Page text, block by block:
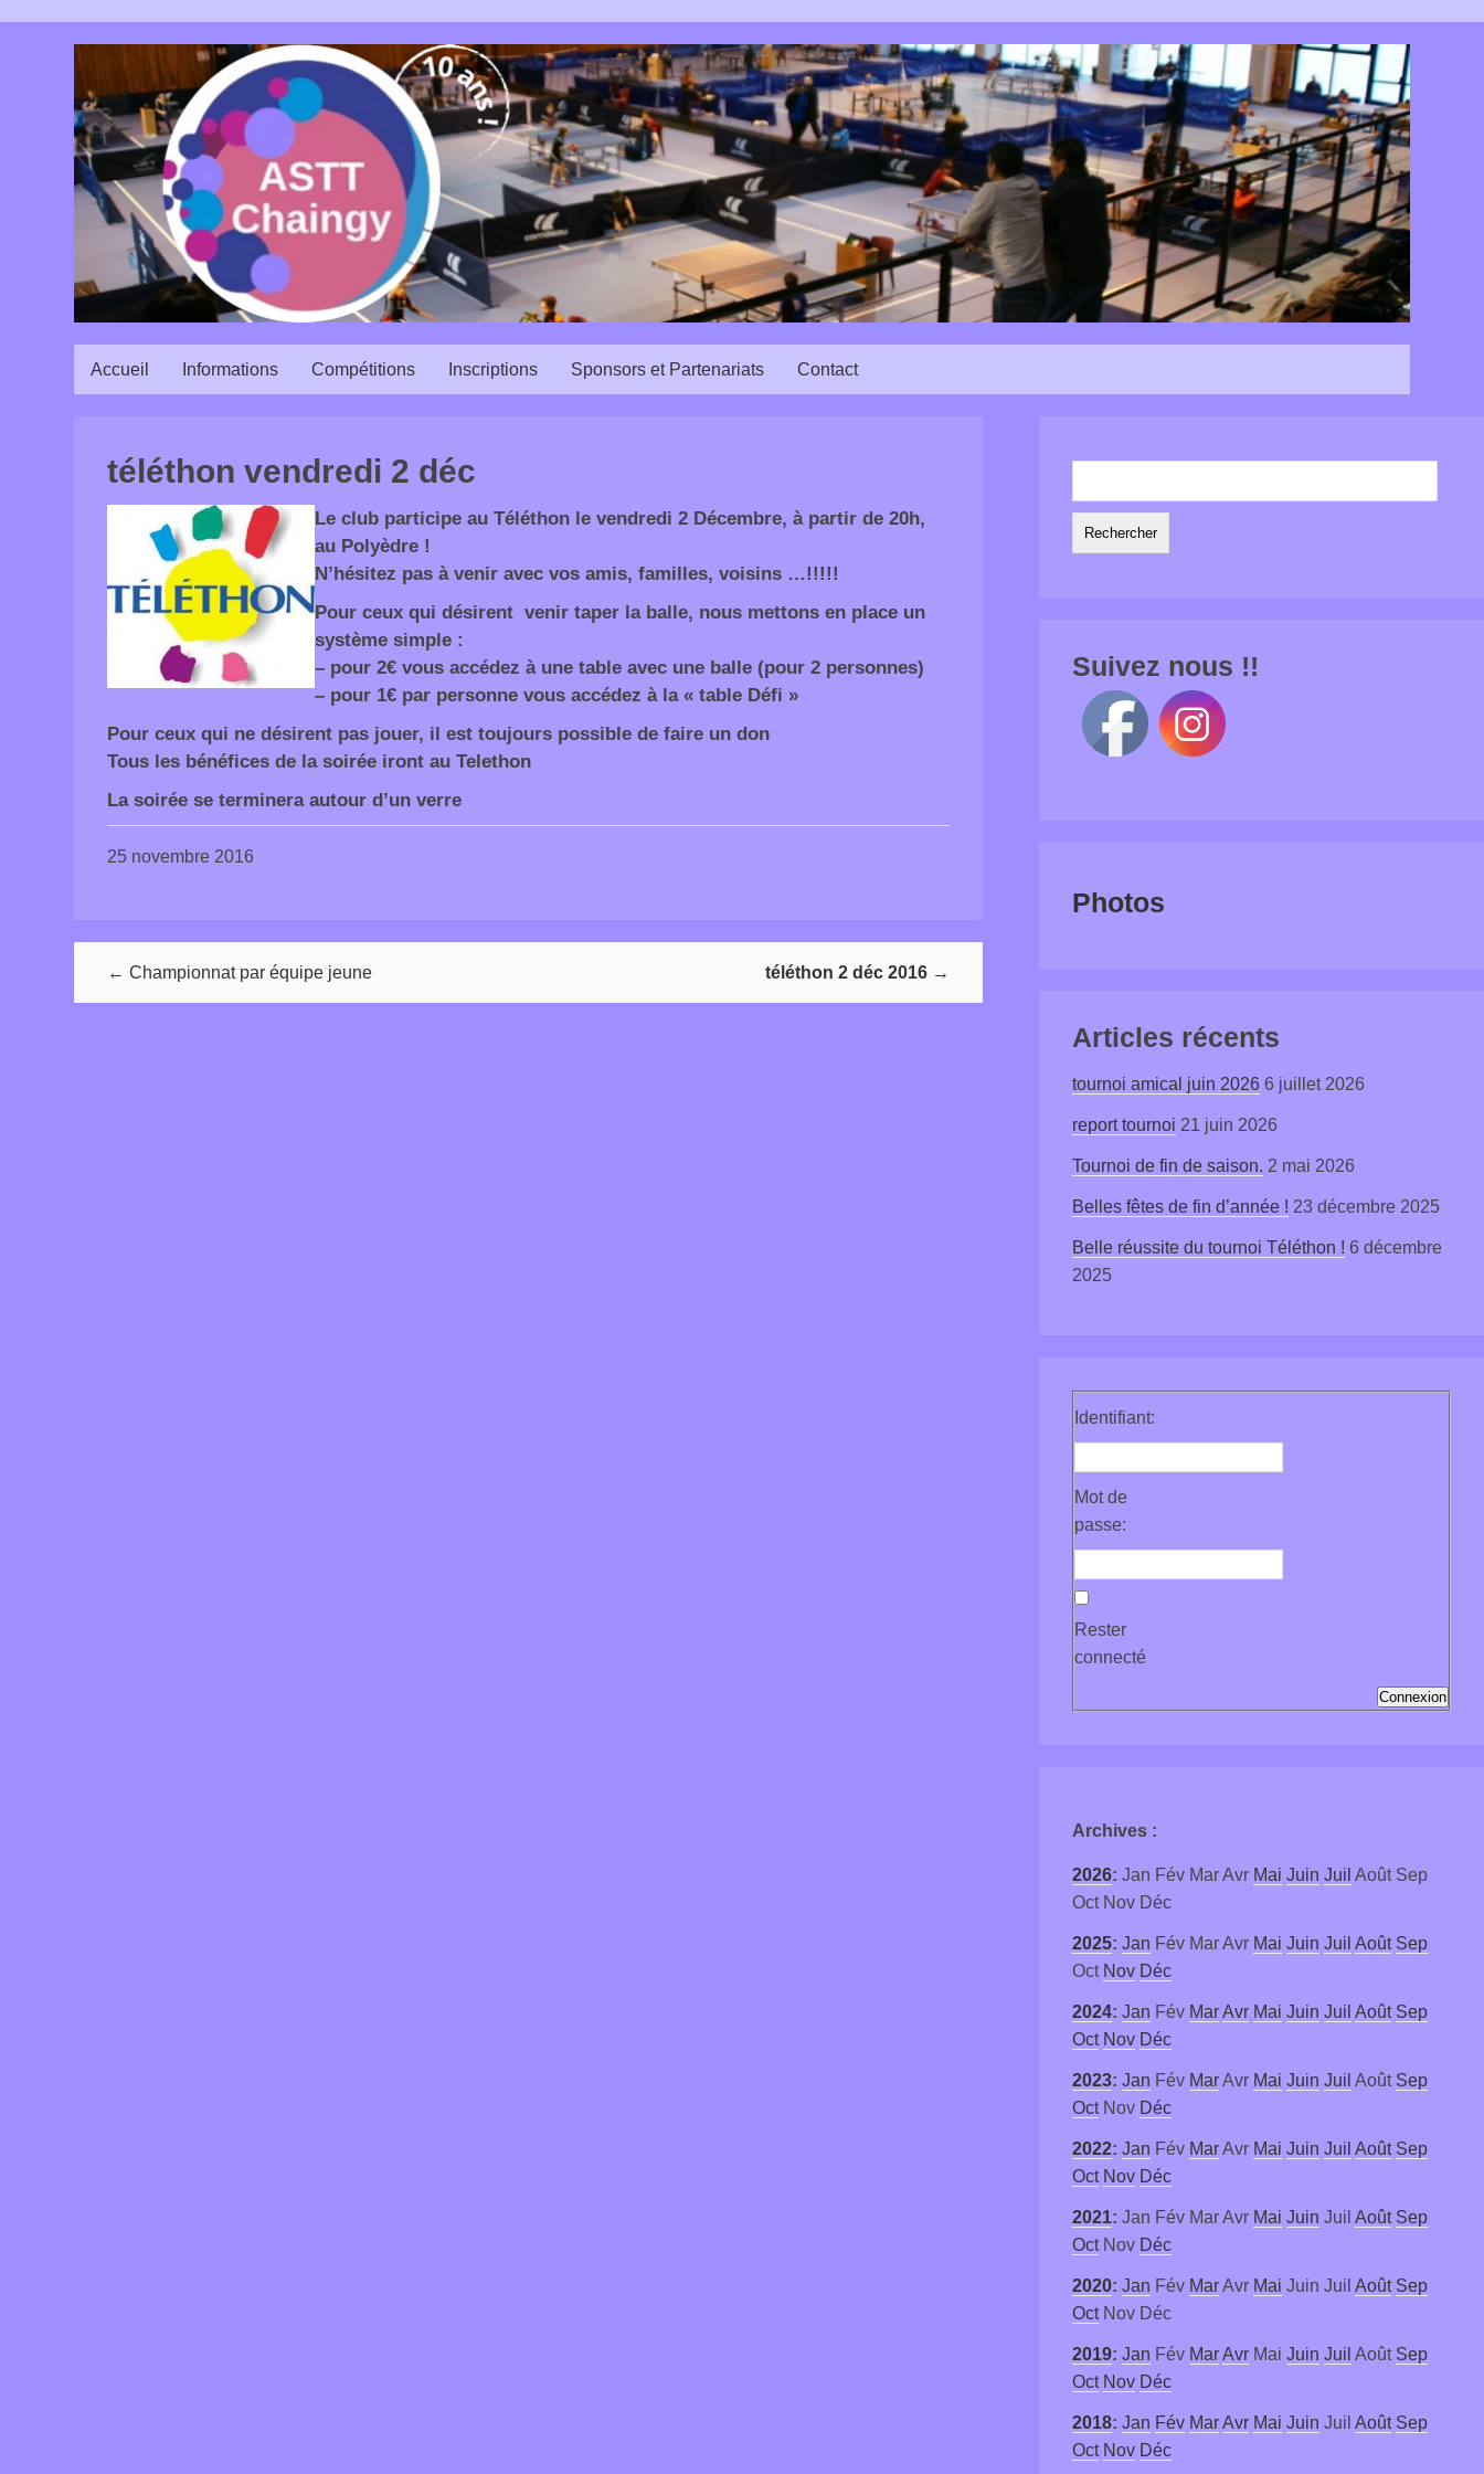
Accueil Informations Compétitions Inscriptions Sponsors et Partenariats Contact
téléthon vendredi 2 déc
Le club participe au Téléthon le vendredi 2 Décembre, à partir de 20h,
au Polyèdre !
N’hésitez pas à venir avec vos amis, familles, voisins …!!!!!
Pour ceux qui désirent venir taper la balle, nous mettons en place un
système simple :
– pour 2€ vous accédez à une table avec une balle (pour 2 personnes)
– pour 1€ par personne vous accédez à la « table Défi »
Pour ceux qui ne désirent pas jouer, il est toujours possible de faire un don
Tous les bénéfices de la soirée iront au Telethon
La soirée se terminera autour d’un verre
25 novembre 2016
← Championnat par équipe jeune téléthon 2 déc 2016→
Suivez nous !!
Photos
Articles récents
tournoi amical juin 2026 6 juillet 2026
report tournoi 21 juin 2026
Tournoi de fin de saison. 2 mai 2026
Belles fêtes de fin d’année ! 23 décembre 2025
Belle réussite du tournoi Téléthon ! 6 décembre
2025
Identifiant:
Mot de
passe:
Rester
connecté
Connexion
Archives :
2026: Jan Fév MarAvr Mai Juin Juil Août Sep
Oct Nov Déc
2025: Jan Fév MarAvr Mai Juin Juil Août Sep
Oct Nov Déc
2024: Jan Fév MarAvr Mai Juin Juil Août Sep
Oct Nov Déc
2023: Jan Fév MarAvr Mai Juin Juil Août Sep
Oct Nov Déc
2022: Jan Fév MarAvr Mai Juin Juil Août Sep
Oct Nov Déc
2021: Jan Fév MarAvr Mai Juin Juil Août Sep
Oct Nov Déc
2020: Jan Fév MarAvr Mai Juin Juil Août Sep
Oct Nov Déc
2019: Jan Fév MarAvr Mai Juin Juil Août Sep
Oct Nov Déc
2018: Jan Fév MarAvr Mai Juin Juil Août Sep
Oct Nov Déc